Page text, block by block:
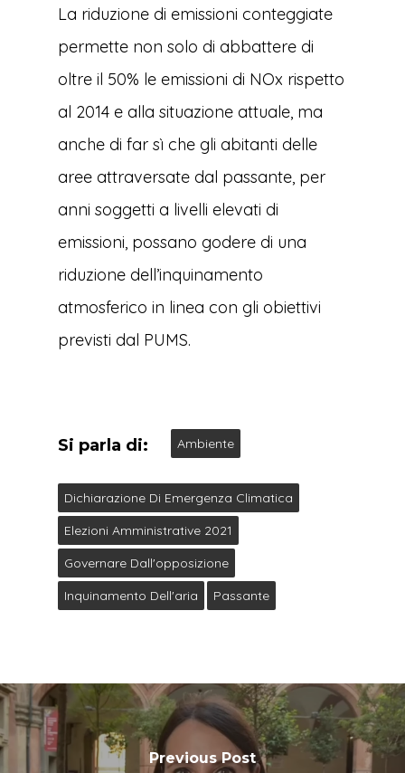
La riduzione di emissioni conteggiate
permette non solo di abbattere di
oltre il 50% le emissioni di NOx rispetto
al 2014 e alla situazione attuale, ma
anche di far sì che gli abitanti delle
aree attraversate dal passante, per
anni soggetti a livelli elevati di
emissioni, possano godere di una
riduzione dell’inquinamento
atmosferico in linea con gli obiettivi
previsti dal PUMS.
Si parla di: Ambiente
Dichiarazione Di Emergenza Climatica
Elezioni Amministrative 2021
Governare Dall'opposizione
Inquinamento Dell'aria
Passante
Previous Post